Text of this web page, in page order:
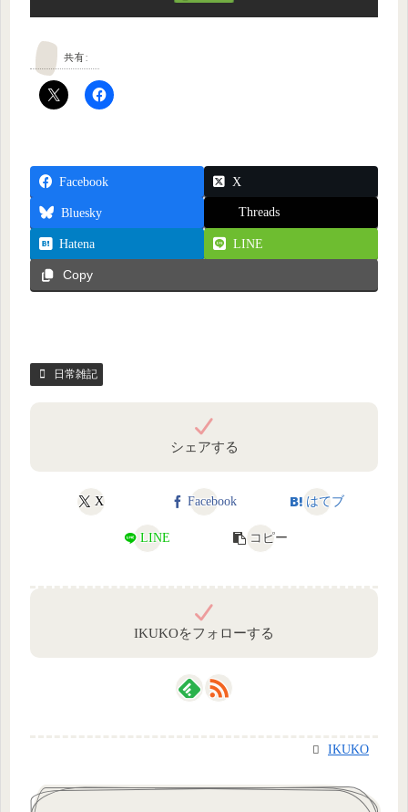
共有:
Facebook X
Bluesky Threads
Hatena LINE
Copy
日常雑記
シェアする
X Facebook はてブ
LINE コピー
IKUKOをフォローする
IKUKO